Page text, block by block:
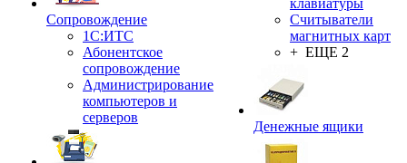
Сопровождение
1C:ИТС
Абонентское
сопровождение
Администрирование
компьютеров и
серверов
клавиатуры
Считыватели
магнитных карт
+ ЕЩЕ 2
Денежные ящики